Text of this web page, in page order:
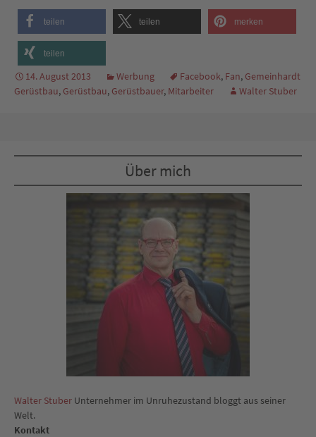
teilen teilen merken
teilen
14. August 2013 Werbung Facebook, Fan, Gemeinhardt
Gerüstbau, Gerüstbau, Gerüstbauer, Mitarbeiter Walter Stuber
Über mich
Walter Stuber Unternehmer im Unruhezustand bloggt aus seiner
Welt.
Kontakt